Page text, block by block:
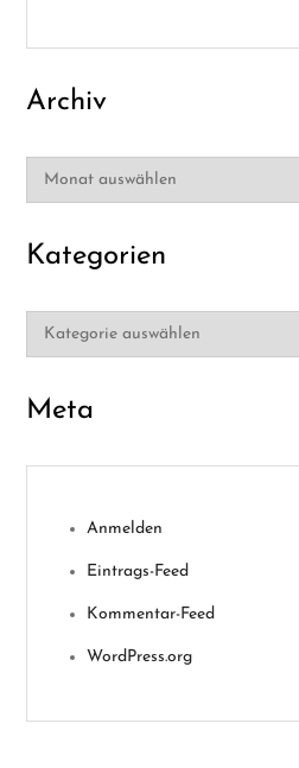
Archiv
Archiv
Kategorien
Kategorien
Meta
Anmelden
Eintrags-Feed
Kommentar-Feed
WordPress.org